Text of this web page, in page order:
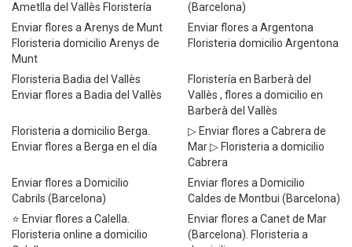
Ametlla del Vallès Floristería
(Barcelona)
Enviar flores a Arenys de Munt
Floristeria domicilio Arenys de
Munt
Enviar flores a Argentona
Floristeria domicilio Argentona
Floristeria Badia del Vallès
Enviar flores a Badia del Vallès
Floristería en Barberà del
Vallès , flores a domicilio en
Barberà del Vallès
Floristeria a domicilio Berga.
Enviar flores a Berga en el día
▷ Enviar flores a Cabrera de
Mar ▷ Floristeria a domicilio
Cabrera
Enviar flores a Domicilio
Cabrils (Barcelona)
Enviar flores a Domicilio
Caldes de Montbui (Barcelona)
⭐ Enviar flores a Calella.
Floristeria online a domicilio
Enviar flores a Canet de Mar
(Barcelona). Floristeria a